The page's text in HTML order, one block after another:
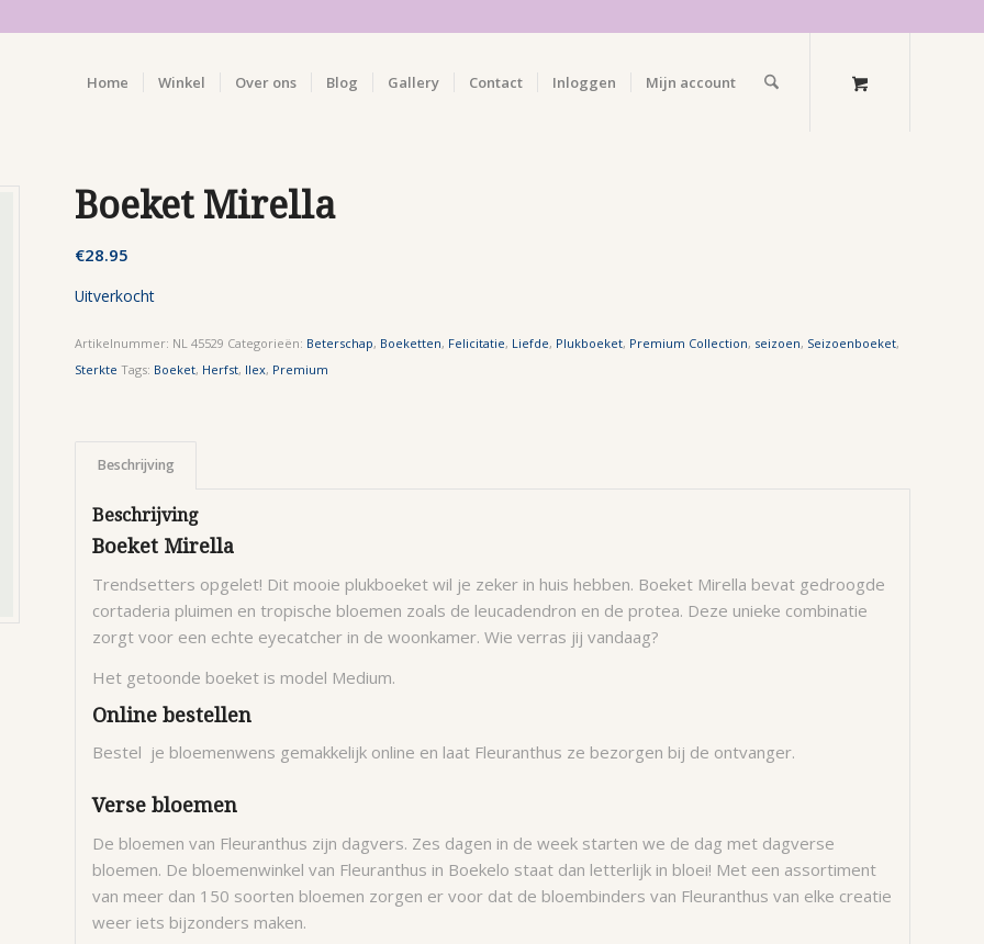
Home Winkel Over ons Blog Gallery Contact Inloggen Mijn account
Boeket Mirella
€28.95
Uitverkocht
Artikelnummer: NL 45529 Categorieën: Beterschap, Boeketten, Felicitatie, Liefde, Plukboeket, Premium Collection, seizoen, Seizoenboeket,
Sterkte Tags: Boeket, Herfst, Ilex, Premium
Beschrijving
Beschrijving
Boeket Mirella
Trendsetters opgelet! Dit mooie plukboeket wil je zeker in huis hebben. Boeket Mirella bevat gedroogde
cortaderia pluimen en tropische bloemen zoals de leucadendron en de protea. Deze unieke combinatie
zorgt voor een echte eyecatcher in de woonkamer. Wie verras jij vandaag?
Het getoonde boeket is model Medium.
Online bestellen
Bestel je bloemenwens gemakkelijk online en laat Fleuranthus ze bezorgen bij de ontvanger.
Verse bloemen
De bloemen van Fleuranthus zijn dagvers. Zes dagen in de week starten we de dag met dagverse
bloemen. De bloemenwinkel van Fleuranthus in Boekelo staat dan letterlijk in bloei! Met een assortiment
van meer dan 150 soorten bloemen zorgen er voor dat de bloembinders van Fleuranthus van elke creatie
weer iets bijzonders maken.